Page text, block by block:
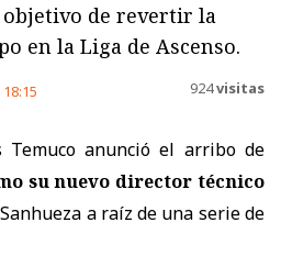
de revertir la
en la Liga de Ascenso.
18:15 924visitas
Temuco anunció el arribo de
su nuevo director técnico
a raíz de una serie de